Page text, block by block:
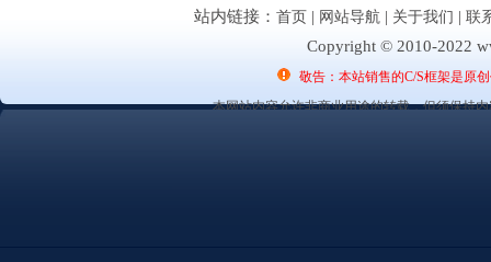
站内链接： 首页 | 网站导航 | 关于我们 | 联
Copyright © 2010-2022
敬告：本站销售的C/S框架是原
本网站内容允许非商业用途的转载，但须保持